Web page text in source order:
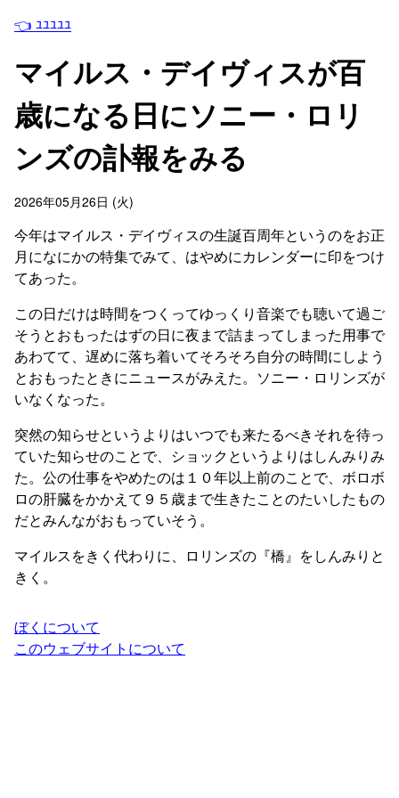
👈 ﾕﾕﾕﾕﾕ
マイルス・デイヴィスが百
歳になる日にソニー・ロリ
ンズの訃報をみる
2026年05月26日 (火)
今年はマイルス・デイヴィスの生誕百周年というのをお正
月になにかの特集でみて、はやめにカレンダーに印をつけ
てあった。
この日だけは時間をつくってゆっくり音楽でも聴いて過ご
そうとおもったはずの日に夜まで詰まってしまった用事で
あわてて、遅めに落ち着いてそろそろ自分の時間にしよう
とおもったときにニュースがみえた。ソニー・ロリンズが
いなくなった。
突然の知らせというよりはいつでも来たるべきそれを待っ
ていた知らせのことで、ショックというよりはしんみりみ
た。公の仕事をやめたのは１０年以上前のことで、ボロボ
ロの肝臓をかかえて９５歳まで生きたことのたいしたもの
だとみんながおもっていそう。
マイルスをきく代わりに、ロリンズの『橋』をしんみりと
きく。
ぼくについて
このウェブサイトについて